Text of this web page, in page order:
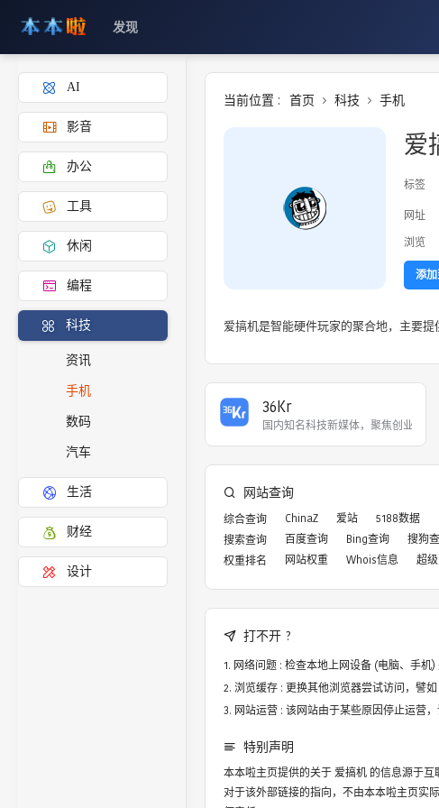
发现
AI
影音
办公
工具
休闲
编程
科技
资讯
手机
数码
汽车
生活
财经
设计
当前位置 : 首页 科技 手机
爱
标签
网址
浏览
添
爱搞机是智能硬件玩家的聚合地，主要
36Kr
国内知名科技新媒体，聚焦创业投
网站查询
综合查询 ChinaZ 爱站
5188数据
搜索查询
百度查询 Bing查询 搜狗
权重排名
网站权重 Whois信息 超
打不开 ?
网络问题 : 检查本地上网设备 (电脑、手机
浏览缓存 : 更换其他浏览器尝试访问，譬
网站运营 : 该网站由于某些原因停止运营
特别声明
本本啦主页提供的关于爱搞机的信息源于互
对于该外部链接的指向，不由本本啦主页实